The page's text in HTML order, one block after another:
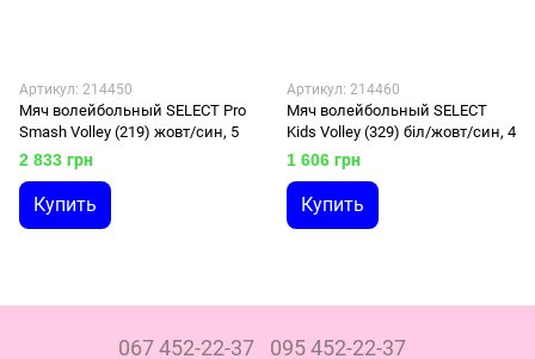
Артикул: 214450
Мяч волейбольный SELECT Pro
Smash Volley (219) жовт/син, 5
2 833 грн
Купить
Артикул: 214460
Мяч волейбольный SELECT
Kids Volley (329) біл/жовт/син, 4
1 606 грн
Купить
067 452-22-37 095 452-22-37